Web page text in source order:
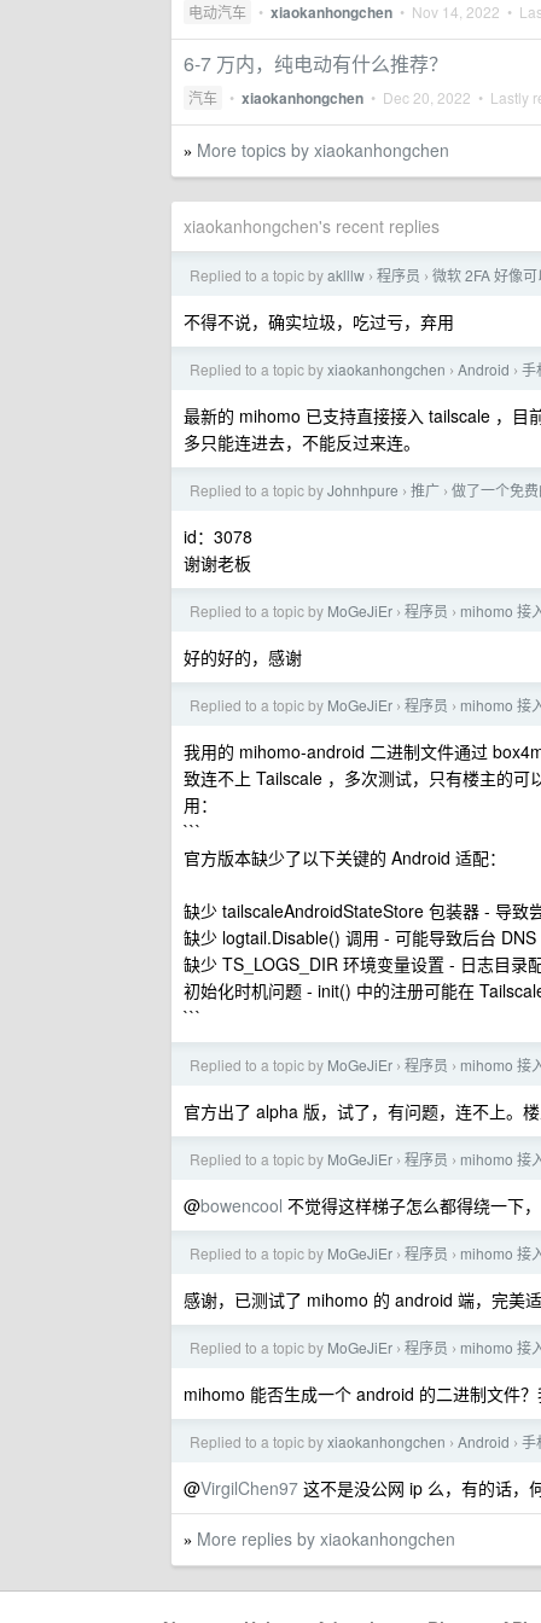
电动汽车 • xiaokanhongchen • Nov 14, 2022 •
6-7 万内，纯电动有什么推荐？
汽车 • xiaokanhongchen • Dec 20, 2022 • Lastly
» More topics by xiaokanhongchen
xiaokanhongchen's recent replies
Replied to a topic byaklllw › 程序员 › 微软 2FA 好像
不得不说，确实垃圾，吃过亏，弃用
Replied to a topic byxiaokanhongchen › Android › 手
最新的 mihomo 已支持直接接入 tailscale ，目
多只能连进去，不能反过来连。
Replied to a topic byJohnhpure › 推广 › 做了一个免
id：3078
谢谢老板
Replied to a topic by MoGeJiEr › 程序员 › mihomo 接
好的好的，感谢
Replied to a topic by MoGeJiEr › 程序员 › mihomo 接
我用的 mihomo-android 二进制文件通过
致连不上 Tailscale ，多次测试，只有楼主的
用：
```
官方版本缺少了以下关键的 Android 适配：
缺少 tailscaleAndroidStateStore 包装器 - 导致
缺少 logtail.Disable() 调用 - 可能导致后台
缺少 TS_LOGS_DIR 环境变量设置 - 日志目录
初始化时机问题 - init() 中的注册可能在
```
Replied to a topic by MoGeJiEr › 程序员 › mihomo 接
官方出了 alpha 版，试了，有问题，连不上。
Replied to a topic by MoGeJiEr › 程序员 › mihomo 接
@bowencool 不觉得这样梯子怎么都得绕一下
Replied to a topic by MoGeJiEr › 程序员 › mihomo 接
感谢，已测试了 mihomo 的 android 端，完美
Replied to a topic by MoGeJiEr › 程序员 › mihomo 接
mihomo 能否生成一个 android 的二进制文件
Replied to a topic byxiaokanhongchen › Android › 手
@VirgilChen97 这不是没公网 ip 么，有的话，
» More replies by xiaokanhongchen